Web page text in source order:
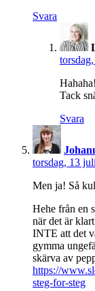
Svara
Tack
Svara
torsdag, 13
Men ja! Så
Hehe från en
när det är
INTE att det
gymma
skärva av
https://
steg-for-steg